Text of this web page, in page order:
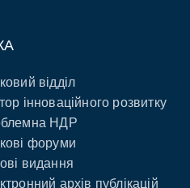
відділ
інноваційного розвитку
НДР
форуми
видання
архів публікацій